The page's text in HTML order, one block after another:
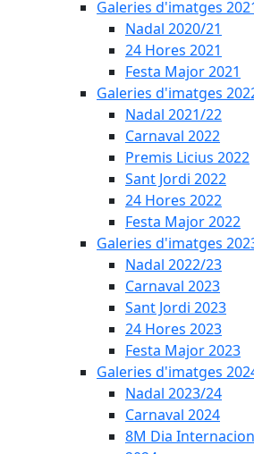
Galeries d'imatges
Nadal 2020/21
24 Hores 2021
Festa Major 2021
Galeries d'imatges
Nadal 2021/22
Carnaval 2022
Premis Licius 2022
Sant Jordi 2022
24 Hores 2022
Festa Major 2022
Galeries d'imatges
Nadal 2022/23
Carnaval 2023
Sant Jordi 2023
24 Hores 2023
Festa Major 2023
Galeries d'imatges
Nadal 2023/24
Carnaval 2024
8M Dia